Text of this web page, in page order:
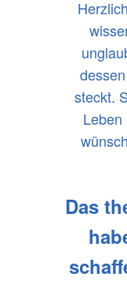
steckt.
Das